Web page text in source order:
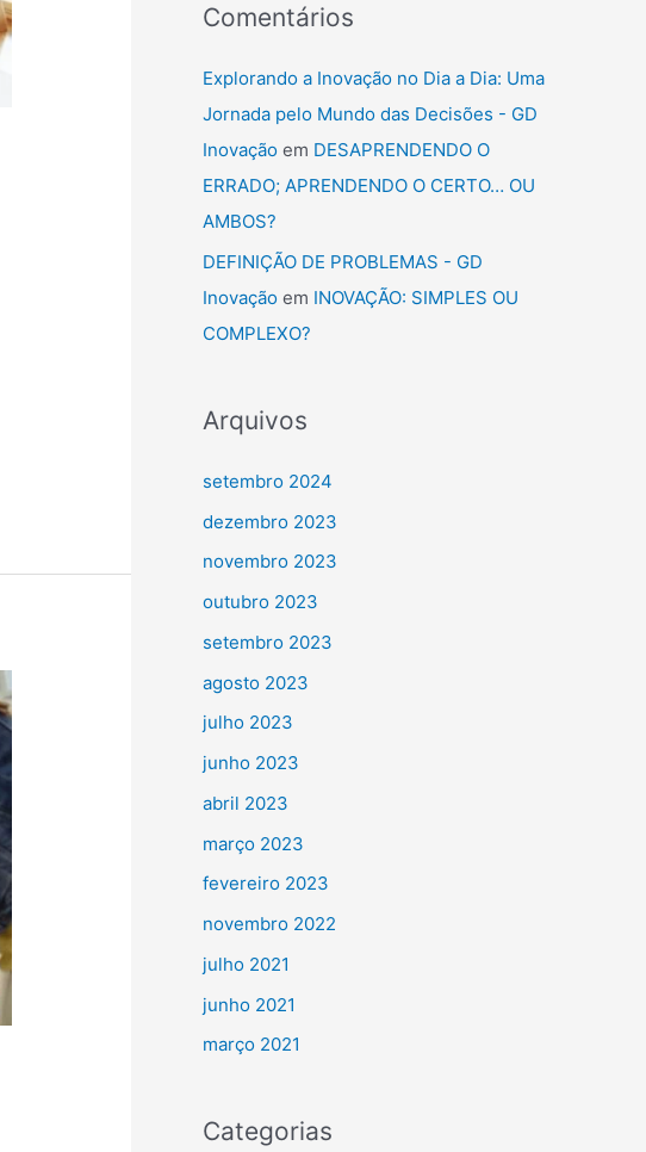
Comentários
Explorando a Inovação no Dia a Dia: Uma
Jornada pelo Mundo das Decisões - GD
Inovação em DESAPRENDENDO O
ERRADO; APRENDENDO O CERTO… OU
AMBOS?
DEFINIÇÃO DE PROBLEMAS - GD
Inovação em INOVAÇÃO: SIMPLES OU
COMPLEXO?
Arquivos
setembro 2024
dezembro 2023
novembro 2023
outubro 2023
setembro 2023
agosto 2023
julho 2023
junho 2023
abril 2023
março 2023
fevereiro 2023
novembro 2022
julho 2021
junho 2021
março 2021
Categorias